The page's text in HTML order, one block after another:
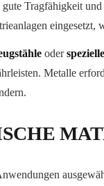
Tragfähigkeit
oder
Metalle